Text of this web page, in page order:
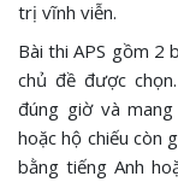
trị vĩnh viễn.
Bài thi APS gồm 2
chủ đề được
đúng giờ và
hoặc hộ chiếu còn
bằng tiếng Anh